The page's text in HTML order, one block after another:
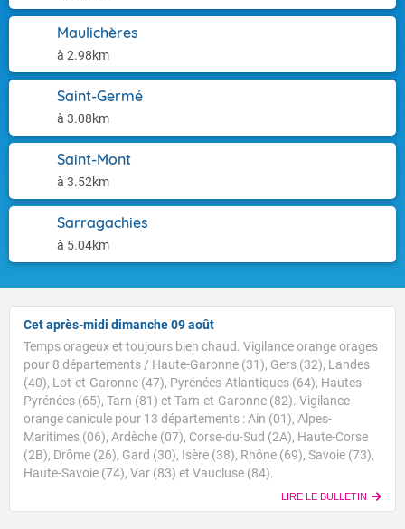
Maulichères
à 2.98km
Saint-Germé
à 3.08km
Saint-Mont
à 3.52km
Sarragachies
à 5.04km
Cet après-midi dimanche 09 août
Temps orageux et toujours bien chaud. Vigilance orange orages
pour 8 départements / Haute-Garonne (31), Gers (32), Landes
(40), Lot-et-Garonne (47), Pyrénées-Atlantiques (64), Hautes-
Pyrénées (65), Tarn (81) et Tarn-et-Garonne (82). Vigilance
orange canicule pour 13 départements : Ain (01), Alpes-
Maritimes (06), Ardèche (07), Corse-du-Sud (2A), Haute-Corse
(2B), Drôme (26), Gard (30), Isère (38), Rhône (69), Savoie (73),
Haute-Savoie (74), Var (83) et Vaucluse (84).
LIRE LE BULLETIN